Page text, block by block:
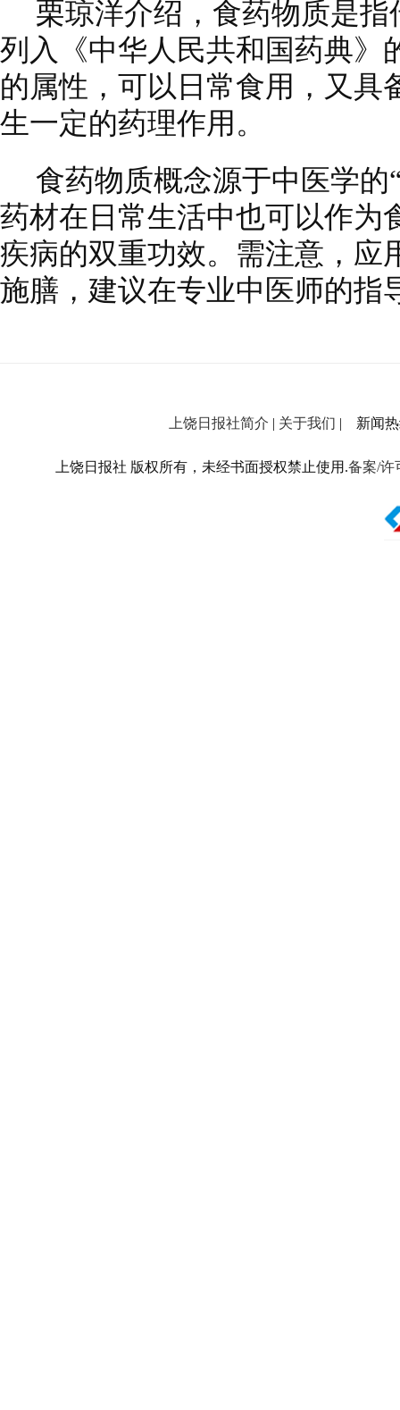
栗琼洋介绍，食药物质是
列入《中华人民共和国药典》
的属性，可以日常食用，又具
生一定的药理作用。
食药物质概念源于中医学
药材在日常生活中也可以作为
疾病的双重功效。需注意，应
施膳，建议在专业中医师的指
上饶日报社简介 | 关于我们 | 新闻热
上饶日报社 版权所有，未经书面授权禁止使用.备案/许